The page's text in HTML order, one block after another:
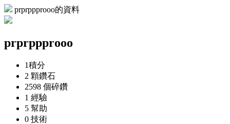
prprppprooo的資料
prprppprooo
1積分
2 顆鑽石
2598 個碎鑽
1 經驗
5 幫助
0 技術